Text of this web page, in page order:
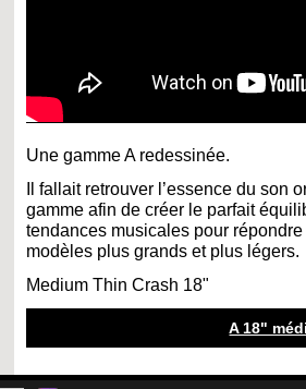
Une gamme A redessinée.
Il fallait retrouver l’essence du son
gamme afin de créer le parfait
tendances musicales pour
modèles plus grands et plus légers.
Medium Thin Crash 18"
A 18"